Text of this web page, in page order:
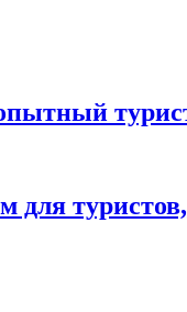
туристов,